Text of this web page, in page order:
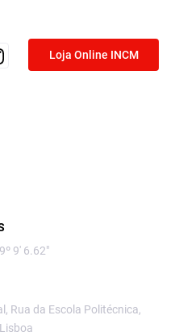
Loja Online INCM
9' 6.62"
Rua da Escola Politécnica,